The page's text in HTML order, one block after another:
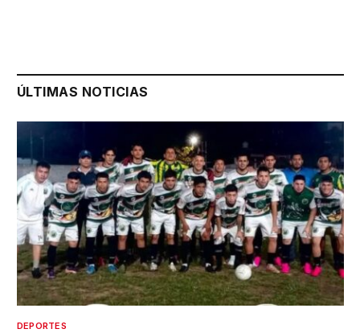
ÚLTIMAS NOTICIAS
DEPORTES